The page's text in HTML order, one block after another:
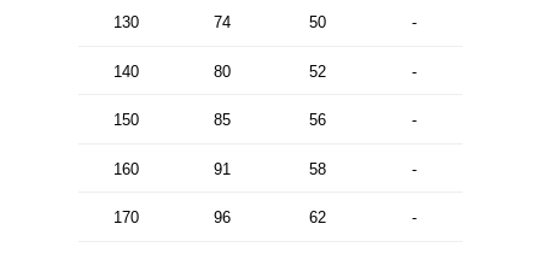
130 74 50 -
140 80 52 -
150 85 56 -
160 91 58 -
170 96 62 -